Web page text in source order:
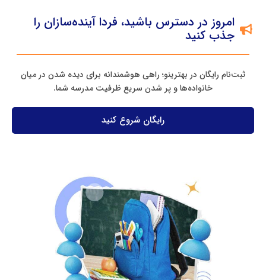
امروز در دسترس باشید، فردا آینده‌سازان را
جذب کنید
ثبت‌نام رایگان در بهترینو؛ راهی هوشمندانه برای دیده شدن در میان
خانواده‌ها و پر شدن سریع ظرفیت مدرسه شما.
رایگان شروع کنید